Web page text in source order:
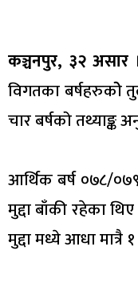
कञ्चनपुर, ३२ असार
विगतका बर्षहरुकोे
चार बर्षको तथ्याङ्क
आर्थिक बर्ष ०७८/
मुद्दा बाँकी रहेका
मुद्दा मध्ये आधा मात्रै